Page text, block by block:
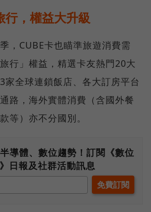
行，權益大升級
，CUBE卡也瞄準旅遊消費需
行」權益，精選卡友熱門20大
家全球連鎖飯店、各大訂房平台
路，海外實體消費（含國外餐
等）亦不分國別。
導體、數位趨勢！訂閱《數位
日報及社群活動訊息